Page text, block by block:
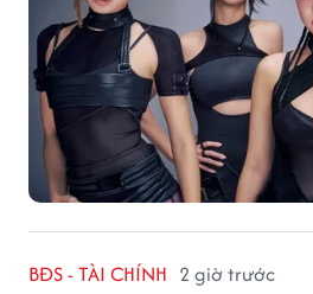
BĐS - TÀI CHÍNH 2 giờ trước